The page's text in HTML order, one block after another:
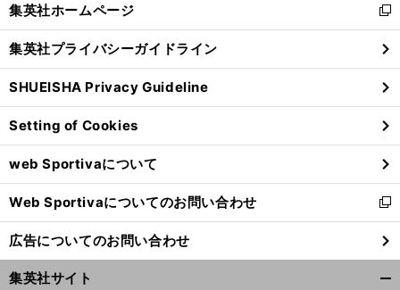
閉
る
集英社ホームページ
新
し
い
ウ
ィ
ン
ド
ウ
で
開
く
集英社プライバシーガイドライン
SHUEISHA Privacy Guideline
Setting of Cookies
web Sportivaについて
Web Sportivaについてのお問い合わせ
新
し
い
ウ
ィ
広告についてのお問い合わせ
集英社サイト